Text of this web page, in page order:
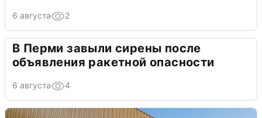
6 августа 2
В Перми завыли сирены после
объявления ракетной опасности
6 августа 4